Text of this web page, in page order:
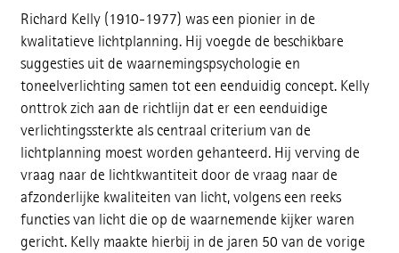
Richard Kelly (1910-1977) was een pionier in de
kwalitatieve lichtplanning. Hij voegde de beschikbare
suggesties uit de waarnemingspsychologie en
toneelverlichting samen tot een eenduidig concept. Kelly
onttrok zich aan de richtlijn dat er een eenduidige
verlichtingssterkte als centraal criterium van de
lichtplanning moest worden gehanteerd. Hij verving de
vraag naar de lichtkwantiteit door de vraag naar de
afzonderlijke kwaliteiten van licht, volgens een reeks
functies van licht die op de waarnemende kijker waren
gericht. Kelly maakte hierbij in de jaren 50 van de vorige